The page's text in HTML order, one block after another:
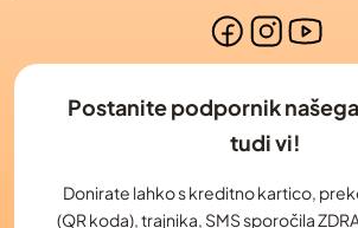
Postanite podpornik
tudi vi!
Donirate lahko s kreditno kartico,
(QR koda), trajnika, SMS sporočila